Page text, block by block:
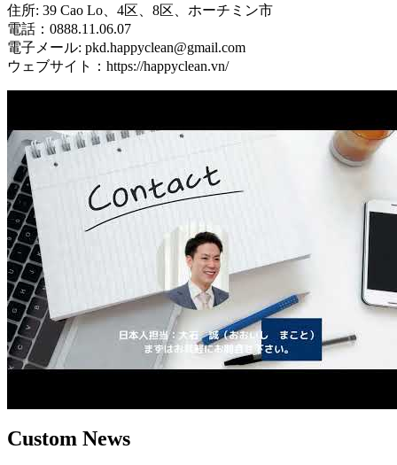
住所: 39 Cao Lo、4区、8区、ホーチミン市
電話：0888.11.06.07
電子メール: pkd.happyclean@gmail.com
ウェブサイト：https://happyclean.vn/
Custom News